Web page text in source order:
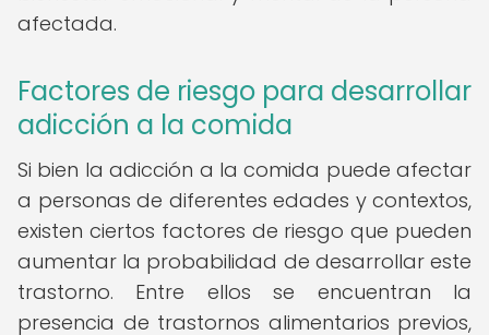
afectada.
Factores de riesgo para desarrollar
adicción a la comida
Si bien la adicción a la comida puede afectar
a personas de diferentes edades y contextos,
existen ciertos factores de riesgo que pueden
aumentar la probabilidad de desarrollar este
trastorno. Entre ellos se encuentran la
presencia de trastornos alimentarios previos,